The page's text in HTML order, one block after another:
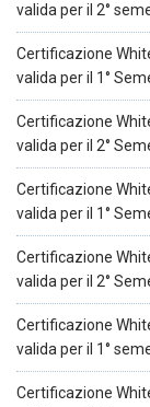
valida per il 2°
Certificazione
valida per il 1°
Certificazione
valida per il 2°
Certificazione
valida per il 1°
Certificazione
valida per il 2°
Certificazione
valida per il 1°
Certificazione